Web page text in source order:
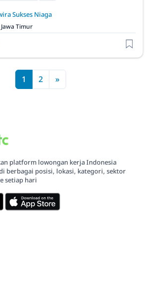
Sukses Niaga
Timur
1 2 »
platform lowongan kerja Indonesia
berbagai posisi, lokasi, kategori, sektor
setiap hari